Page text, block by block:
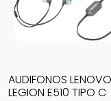
AUDIFONOS LENOVO
LEGION E510 TIPO C